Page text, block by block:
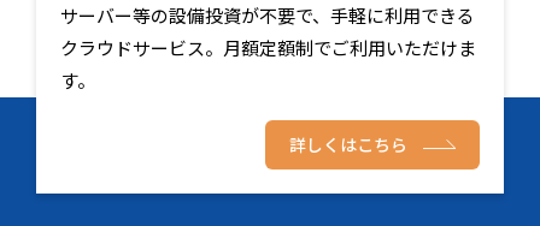
サーバー等の設備投資が不要で、手軽に利用できる
クラウドサービス。月額定額制でご利用いただけま
す。
詳しくはこちら